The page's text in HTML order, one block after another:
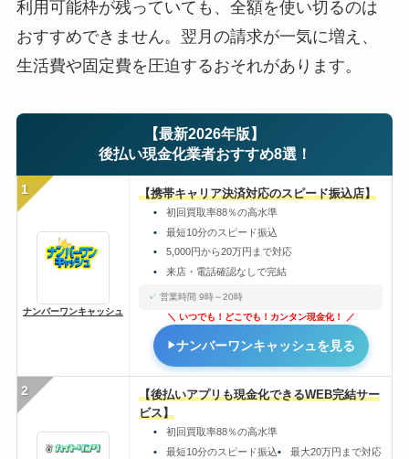
利用可能枠が残っていても、全額を使い切るのは
おすすめできません。翌月の請求が一気に増え、
生活費や固定費を圧迫するおそれがあります。
【最新2026年版】
後払い現金化業者おすすめ8選！
1
ナンバーワンキャッシュ
【携帯キャリア決済対応のスピード振込店】
初回買取率88％の高水準
最短10分のスピード振込
5,000円から20万円まで対応
来店・電話確認なしで完結
営業時間 9時～20時
いつでも！どこでも！カンタン現金化！
ナンバーワンキャッシュを見る
2
【後払いアプリも現金化できるWEB完結サー
ビス】
初回買取率88％の高水準
最短10分のスピード振込
最大20万円まで対応